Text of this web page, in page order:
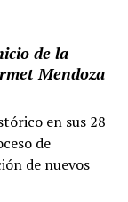
de la
Mendoza
en sus 28
de
de nuevos